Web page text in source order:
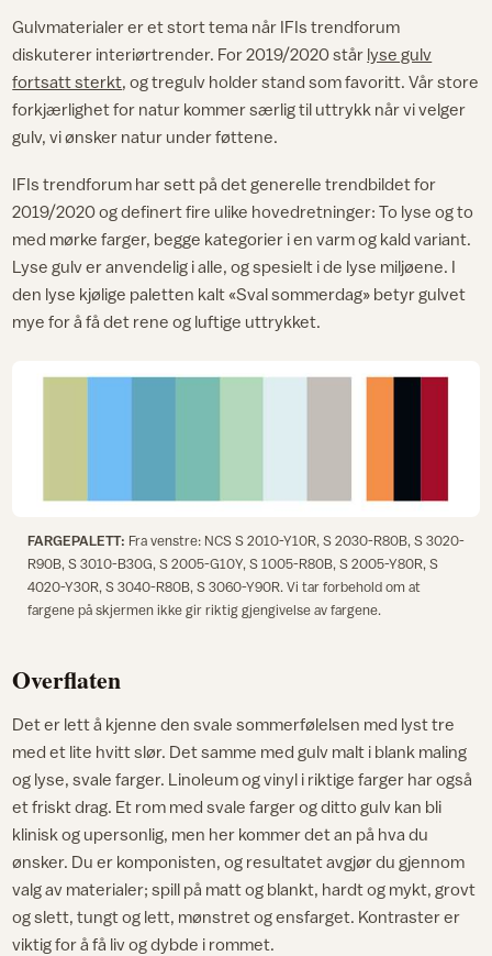
Gulvmaterialer er et stort tema når IFIs trendforum
diskuterer interiørtrender. For 2019/2020 står lyse gulv
fortsatt sterkt, og tregulv holder stand som favoritt. Vår store
forkjærlighet for natur kommer særlig til uttrykk når vi velger
gulv, vi ønsker natur under føttene.
IFIs trendforum har sett på det generelle trendbildet for
2019/2020 og definert fire ulike hovedretninger: To lyse og to
med mørke farger, begge kategorier i en varm og kald variant.
Lyse gulv er anvendelig i alle, og spesielt i de lyse miljøene. I
den lyse kjølige paletten kalt «Sval sommerdag» betyr gulvet
mye for å få det rene og luftige uttrykket.
FARGEPALETT: Fra venstre: NCS S 2010-Y10R, S 2030-R80B, S 3020-
R90B, S 3010-B30G, S 2005-G10Y, S 1005-R80B, S 2005-Y80R, S
4020-Y30R, S 3040-R80B, S 3060-Y90R. Vi tar forbehold om at
fargene på skjermen ikke gir riktig gjengivelse av fargene.
Overflaten
Det er lett å kjenne den svale sommerfølelsen med lyst tre
med et lite hvitt slør. Det samme med gulv malt i blank maling
og lyse, svale farger. Linoleum og vinyl i riktige farger har også
et friskt drag. Et rom med svale farger og ditto gulv kan bli
klinisk og upersonlig, men her kommer det an på hva du
ønsker. Du er komponisten, og resultatet avgjør du gjennom
valg av materialer; spill på matt og blankt, hardt og mykt, grovt
og slett, tungt og lett, mønstret og ensfarget. Kontraster er
viktig for å få liv og dybde i rommet.